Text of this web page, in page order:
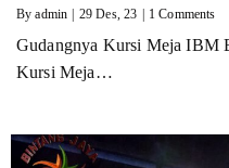
Byadmin | 29 Des, 23 | 1 Comments
Gudangnya Kursi Meja IBM
Kursi Meja…